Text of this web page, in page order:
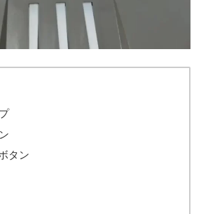
タン